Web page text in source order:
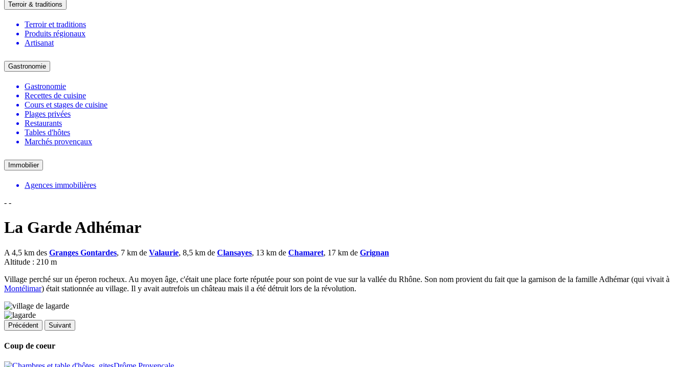
Terroir & traditions
Terroir et traditions
Produits régionaux
Artisanat
Gastronomie
Gastronomie
Recettes de cuisine
Cours et stages de cuisine
Plages privées
Restaurants
Tables d'hôtes
Marchés provençaux
Immobilier
Agences immobilières
- -
La Garde Adhémar
A 4,5 km des Granges Gontardes, 7 km de Valaurie, 8,5 km de Clansayes, 13 km de Chamaret, 17 km de Grignan
Altitude : 210 m
Village perché sur un éperon rocheux. Au moyen âge, c'était une place forte réputée pour son point de vue sur la vallée du Rhône. Son nom provient du fait que la garnison de la famille Adhémar (qui vivait à
Montélimar) était stationnée au village. Il y avait autrefois un château mais il a été détruit lors de la révolution.
Précédent Suivant
Coup de coeur